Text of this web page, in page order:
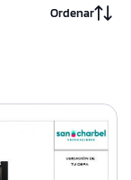
Ordenar